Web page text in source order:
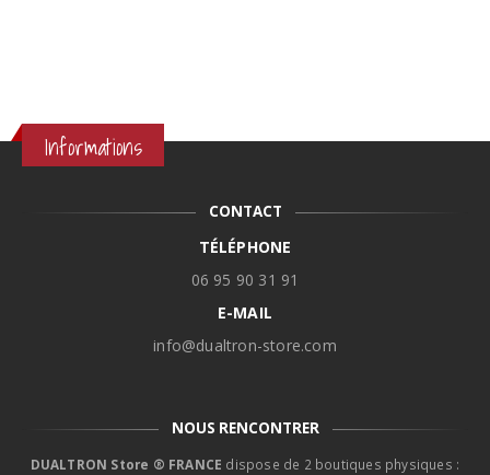
Informations
CONTACT
TÉLÉPHONE
06 95 90 31 91
E-MAIL
info@dualtron-store.com
NOUS RENCONTRER
DUALTRON Store ® FRANCE dispose de 2 boutiques physiques :